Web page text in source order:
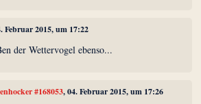
Februar 2015, um 17:22
der Wettervogel ebenso...
#168053, 04. Februar 2015, um 17:26